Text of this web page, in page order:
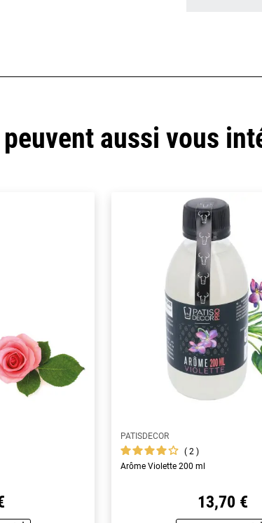
aussi vous
PATISDECOR
2
Arôme Violette 200 ml
13,70 €